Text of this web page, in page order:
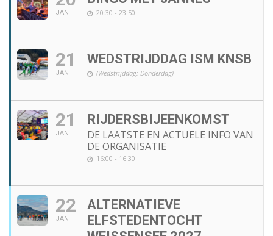
JAN 20:30 - 23:50
21
JAN
WEDSTRIJDDAG ISM KNSB
(Wedstrijddag: Donderdag)
21
JAN
RIJDERSBIJEENKOMST
DE LAATSTE EN ACTUELE INFO VAN
DE ORGANISATIE
16:00 - 16:30
22
JAN
ALTERNATIEVE
ELFSTEDENTOCHT